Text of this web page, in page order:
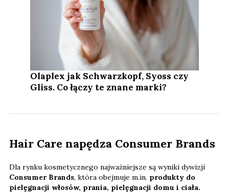
Olaplex jak Schwarzkopf, Syoss czy
Gliss. Co łączy te znane marki?
Hair Care napędza Consumer Brands
Dla rynku kosmetycznego najważniejsze są wyniki dywizji
Consumer Brands, która obejmuje m.in. produkty do
pielęgnacji włosów, prania, pielęgnacji domu i ciała.